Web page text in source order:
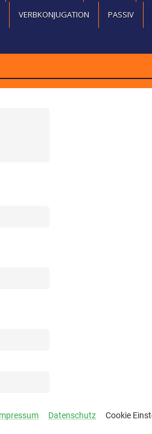
VERBKONJUGATION PASSIV